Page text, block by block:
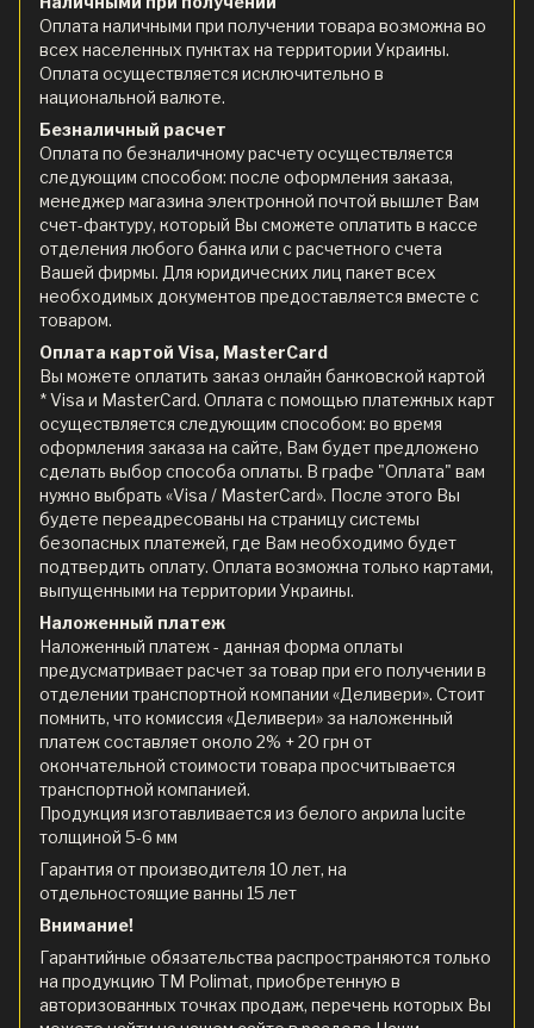
Оплата наличными при получении товара возможна во
всех населенных пунктах на территории Украины.
Оплата осуществляется исключительно в
национальной валюте.
Безналичный расчет
Оплата по безналичному расчету осуществляется
следующим способом: после оформления заказа,
менеджер магазина электронной почтой вышлет Вам
счет-фактуру, который Вы сможете оплатить в кассе
отделения любого банка или с расчетного счета
Вашей фирмы. Для юридических лиц пакет всех
необходимых документов предоставляется вместе с
товаром.
Оплата картой Visa, MasterCard
Вы можете оплатить заказ онлайн банковской картой
* Visa и MasterCard. Оплата с помощью платежных карт
осуществляется следующим способом: во время
оформления заказа на сайте, Вам будет предложено
сделать выбор способа оплаты. В графе "Оплата" вам
нужно выбрать «Visa / MasterCard». После этого Вы
будете переадресованы на страницу системы
безопасных платежей, где Вам необходимо будет
подтвердить оплату. Оплата возможна только картами,
выпущенными на территории Украины.
Наложенный платеж
Наложенный платеж - данная форма оплаты
предусматривает расчет за товар при его получении в
отделении транспортной компании «Деливери». Стоит
помнить, что комиссия «Деливери» за наложенный
платеж составляет около 2% + 20 грн от
окончательной стоимости товара просчитывается
транспортной компанией.
Продукция изготавливается из белого акрила lucite
толщиной 5-6 мм
Гарантия от производителя 10 лет, на
отдельностоящие ванны 15 лет
Внимание!
Гарантийные обязательства распространяются только
на продукцию ТМ Polimat, приобретенную в
авторизованных точках продаж, перечень которых Вы